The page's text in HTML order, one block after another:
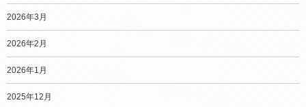
2026年3月
2026年2月
2026年1月
2025年12月